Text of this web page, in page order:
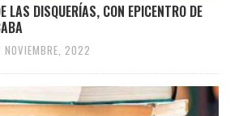
LAS DISQUERÍAS, CON EPICENTRO DE
NOVIEMBRE, 2022